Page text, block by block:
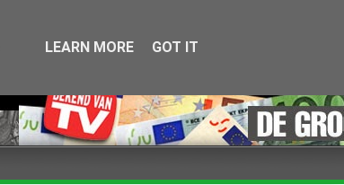
LEARN MORE GOT IT